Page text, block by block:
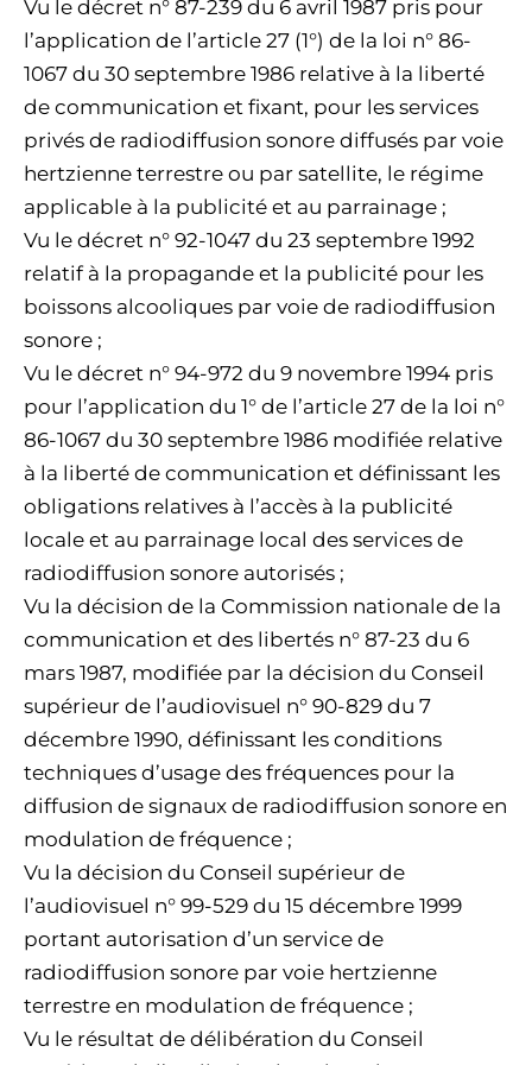
Vu le décret n° 87-239 du 6 avril 1987 pris pour
l’application de l’article 27 (1°) de la loi n° 86-
1067 du 30 septembre 1986 relative à la liberté
de communication et fixant, pour les services
privés de radiodiffusion sonore diffusés par voie
hertzienne terrestre ou par satellite, le régime
applicable à la publicité et au parrainage ;
Vu le décret n° 92-1047 du 23 septembre 1992
relatif à la propagande et la publicité pour les
boissons alcooliques par voie de radiodiffusion
sonore ;
Vu le décret n° 94-972 du 9 novembre 1994 pris
pour l’application du 1° de l’article 27 de la loi n°
86-1067 du 30 septembre 1986 modifiée relative
à la liberté de communication et définissant les
obligations relatives à l’accès à la publicité
locale et au parrainage local des services de
radiodiffusion sonore autorisés ;
Vu la décision de la Commission nationale de la
communication et des libertés n° 87-23 du 6
mars 1987, modifiée par la décision du Conseil
supérieur de l’audiovisuel n° 90-829 du 7
décembre 1990, définissant les conditions
techniques d’usage des fréquences pour la
diffusion de signaux de radiodiffusion sonore en
modulation de fréquence ;
Vu la décision du Conseil supérieur de
l’audiovisuel n° 99-529 du 15 décembre 1999
portant autorisation d’un service de
radiodiffusion sonore par voie hertzienne
terrestre en modulation de fréquence ;
Vu le résultat de délibération du Conseil